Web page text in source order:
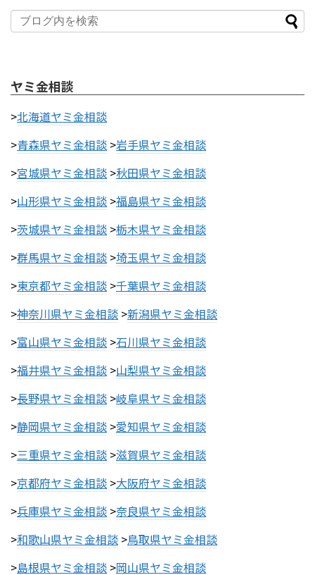
ヤミ金相談
>北海道ヤミ金相談
>青森県ヤミ金相談 >岩手県ヤミ金相談
>宮城県ヤミ金相談 >秋田県ヤミ金相談
>山形県ヤミ金相談 >福島県ヤミ金相談
>茨城県ヤミ金相談 >栃木県ヤミ金相談
>群馬県ヤミ金相談 >埼玉県ヤミ金相談
>東京都ヤミ金相談 >千葉県ヤミ金相談
>神奈川県ヤミ金相談 >新潟県ヤミ金相談
>富山県ヤミ金相談 >石川県ヤミ金相談
>福井県ヤミ金相談 >山梨県ヤミ金相談
>長野県ヤミ金相談 >岐阜県ヤミ金相談
>静岡県ヤミ金相談 >愛知県ヤミ金相談
>三重県ヤミ金相談 >滋賀県ヤミ金相談
>京都府ヤミ金相談 >大阪府ヤミ金相談
>兵庫県ヤミ金相談 >奈良県ヤミ金相談
>和歌山県ヤミ金相談 >鳥取県ヤミ金相談
>島根県ヤミ金相談 >岡山県ヤミ金相談